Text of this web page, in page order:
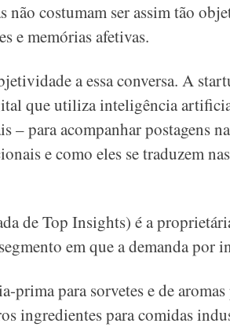
costumam ser assim tão
e memórias afetivas.
a essa conversa. A
que utiliza inteligência
– para acompanhar postagens
e como eles se traduzem
de Top Insights) é a
em que a demanda por
prima para sorvetes e de
ingredientes para comidas